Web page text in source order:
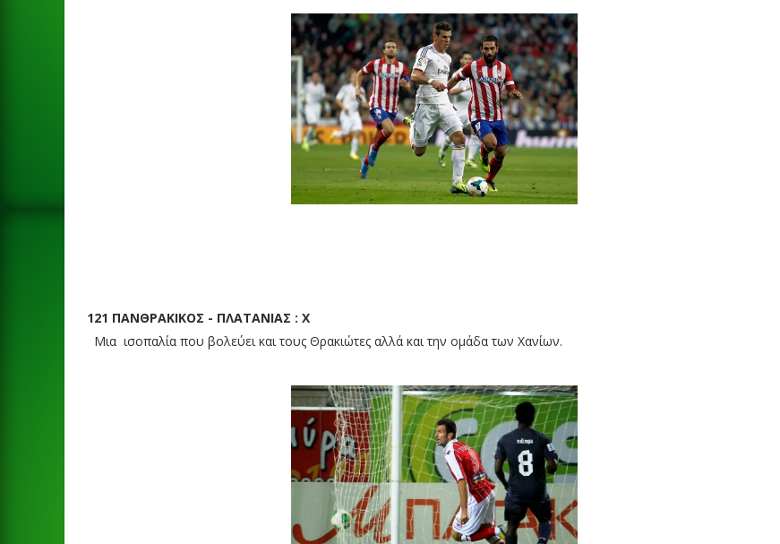
121 ΠΑΝΘΡΑΚΙΚΟΣ - ΠΛΑΤΑΝΙΑΣ : Χ
Μια ισοπαλία που βολεύει και τους Θρακιώτες αλλά και την ομάδα των Χανίων.